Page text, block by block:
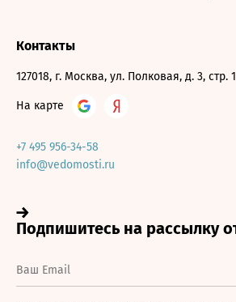
Контакты
127018, г. Москва, ул. Полковая, д. 3, стр. 1
На карте
+7 495 956-34-58
info@vedomosti.ru